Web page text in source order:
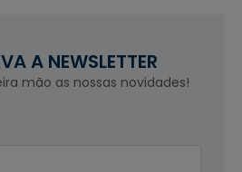
A NEWSLETTER
mão as nossas novidades!